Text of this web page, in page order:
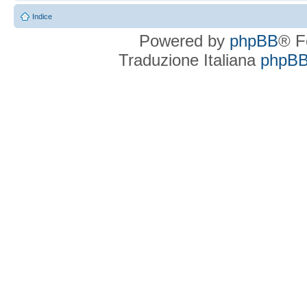
Indice
Powered by phpBB®
Traduzione Italiana